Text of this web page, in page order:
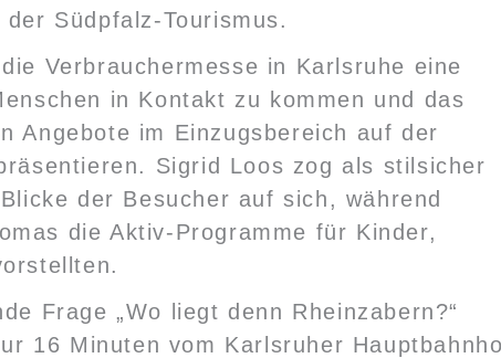
Südpfalz-Tourismus.
Verbrauchermesse in Karlsruhe eine
in Kontakt zu kommen und das
Angebote im Einzugsbereich auf der
Sigrid Loos zog als stilsicher
der Besucher auf sich, während
die Aktiv-Programme für Kinder,
Frage „Wo liegt denn Rheinzabern?“
16 Minuten vom Karlsruher